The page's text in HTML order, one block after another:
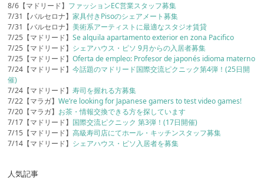
8/6【マドリード】 ファッションEC営業スタッフ募集
7/31【バルセロナ】家具付きPisoのシェアメート募集
7/31【バルセロナ】美術系アーティストに最適なスタジオ賃貸
7/25【マドリード】Se alquila apartamento exterior en zona Pacifico
7/25【マドリード】 シェアハウス・ピソ 9月からの入居者募集
7/25【マドリード】Oferta de empleo: Profesor de japonés idioma materno
7/24【マドリード】今話題のマドリード国際交流ピクニック第4弾！(25日開
催)
7/24【マドリード】寿司を握れる方募集
7/22【マラガ】We’re looking for Japanese gamers to test video games!
7/20【マラガ】 お茶・情報交換できる方を探しています
7/17【マドリード】 国際交流ピクニック 第3弾！(17日開催)
7/15【マドリード】高級寿司店にてホール・キッチンスタッフ募集
7/14【マドリード】 シェアハウス・ピソ入居者を募集
人気記事